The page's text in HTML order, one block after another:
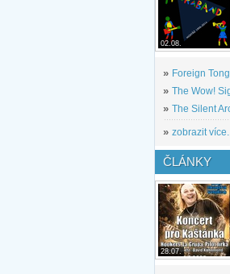
02.08.
» Foreign
» The Wow!
» The Silent
» zobrazit více...
ČLÁNKY
28.07.